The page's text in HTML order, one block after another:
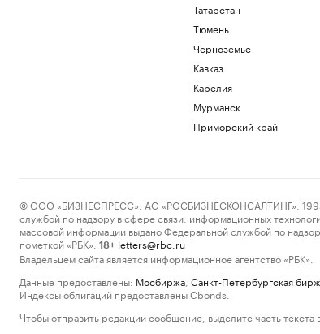
Татарстан
Тюмень
Черноземье
Кавказ
Карелия
Мурманск
Приморский край
© ООО «БИЗНЕСПРЕСС», АО «РОСБИЗНЕСКОНСАЛТИНГ»,
службой по надзору в сфере связи, информационных
массовой информации выдано Федеральной службой по
пометкой «РБК».
18+ letters@rbc.ru
Владельцем сайта является информационное агентство «РБК».
Данные предоставлены: Мосбиржа Санкт-Петербургская
Индексы облигаций предоставлены Cbonds.
Чтобы отправить редакции сообщение, выделите часть текста